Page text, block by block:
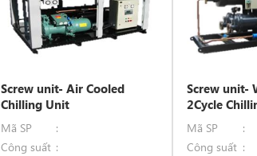
Screw unit- Air Cooled
Chilling Unit
Mã SP
Công suất
Screw unit-
2Cycle
Mã SP
Công suất